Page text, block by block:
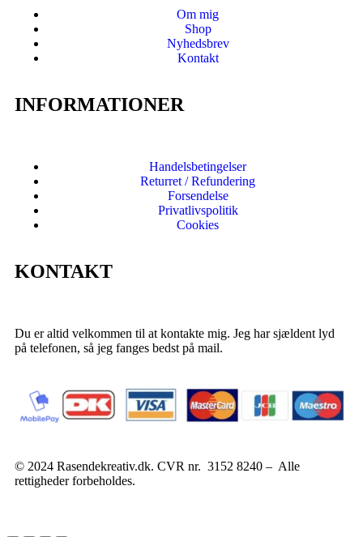
Om mig
Shop
Nyhedsbrev
Kontakt
INFORMATIONER
Handelsbetingelser
Returret / Refundering
Forsendelse
Privatlivspolitik
Cookies
KONTAKT
Du er altid velkommen til at kontakte mig. Jeg har sjældent lyd
på telefonen, så jeg fanges bedst på mail.
© 2024 Rasendekreativ.dk. CVR nr. 3152 8240 – Alle
rettigheder forbeholdes.